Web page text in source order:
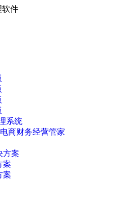
系统
商财务经营管家
方案
案
案